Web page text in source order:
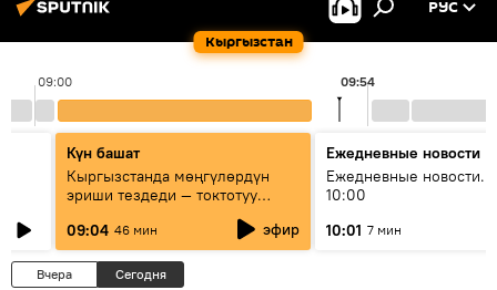
Кыргызстан
РУС
09:00 09:54
Күн башат
Кыргызстанда мөңгүлөрдүн
эриши тездеди — токтотуу
09:04 46 мин эфир
Ежедневные новости
Ежедневные новости.
10:00
10:01 7 мин
Вчера Сегодня